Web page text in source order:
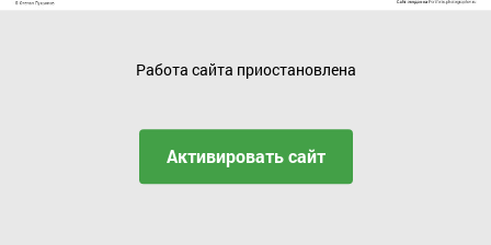
Работа сайта приостановлена
Активировать сайт